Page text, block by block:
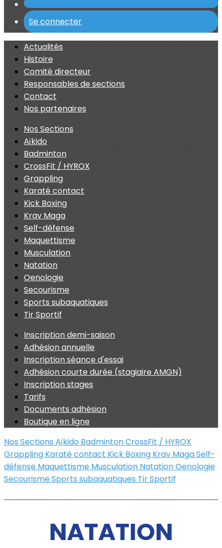
Se connecter
Actualités
Histoire
Comité directeur
Responsables de sections
Contact
Nos partenaires
Nos Sections
Aïkido
Badminton
CrossFit / HYROX
Grappling
Karaté contact
Kick Boxing
Krav Maga
Self-défense
Maquettisme
Musculation
Natation
Oenologie
Secourisme
Sports subaquatiques
Tir Sportif
Inscription demi-saison
Adhésion annuelle
Inscription séance d'essai
Adhésion courte durée (stagiaire AMGN)
Inscription stages
Tarifs
Documents adhésion
Boutique en ligne
Nos Sections Aïkido BadmintonCrossFit / HYROX
Grappling Karaté contact Kick Boxing Krav MagaSelf-
défense Maquettisme Musculation NatationOenologie
SecourismeSports subaquatiques Tir Sportif
NATATION